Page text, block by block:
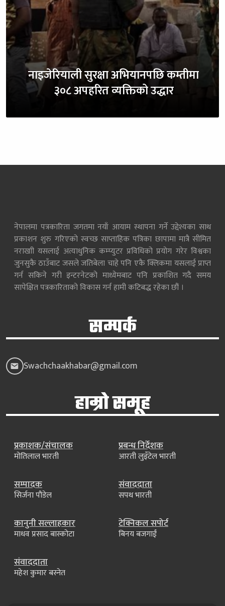
नाइजेरियाली सुरक्षा अभियानपछि कम्तीमा
३०८ अपहरित व्यक्तिको उद्धार
नेपालमा पत्रकारिता जगतमा नयाँ आयाम स्थापना गर्ने उद्देश्यका साथ
प्रकाशन शुरु गरिएको स्वच्छ साप्ताहिक पत्रिका छापामा मात्रै सीमित
नराखाी यसलाई अत्याधुनिक कम्प्युटर प्रविधिको प्रयोग गरेर विश्वका
जुनसुकै ठाउँबाट जसले जतिबेला चाहे पनि एकै क्लिकमा यसलाई प्राप्त
गर्न सकिने गरी इन्टरनेटको माध्येमबाट पनि प्रकाशित गदै समय
सापेक्षित पत्रकारिताको विकास गर्न हामी कटिबद्ध रहेका छौं ।
सम्पर्क
Swachchaakhabar@gmail.com
हाम्रो समूह
प्रकाशक/संचालक
मोतिलाल भारती
प्रबन्ध निर्देशक
आरती लुइँटेल भारती
सम्पादक
सिर्जना पौडेल
संवाददाता
सपथ भारती
कानुनी सल्लाहकार
माधव प्रसाद बास्कोटा
टेक्निकल सपोर्ट
बिनय बजगाईं
संवाददाता
महेश कुमार बस्नेत